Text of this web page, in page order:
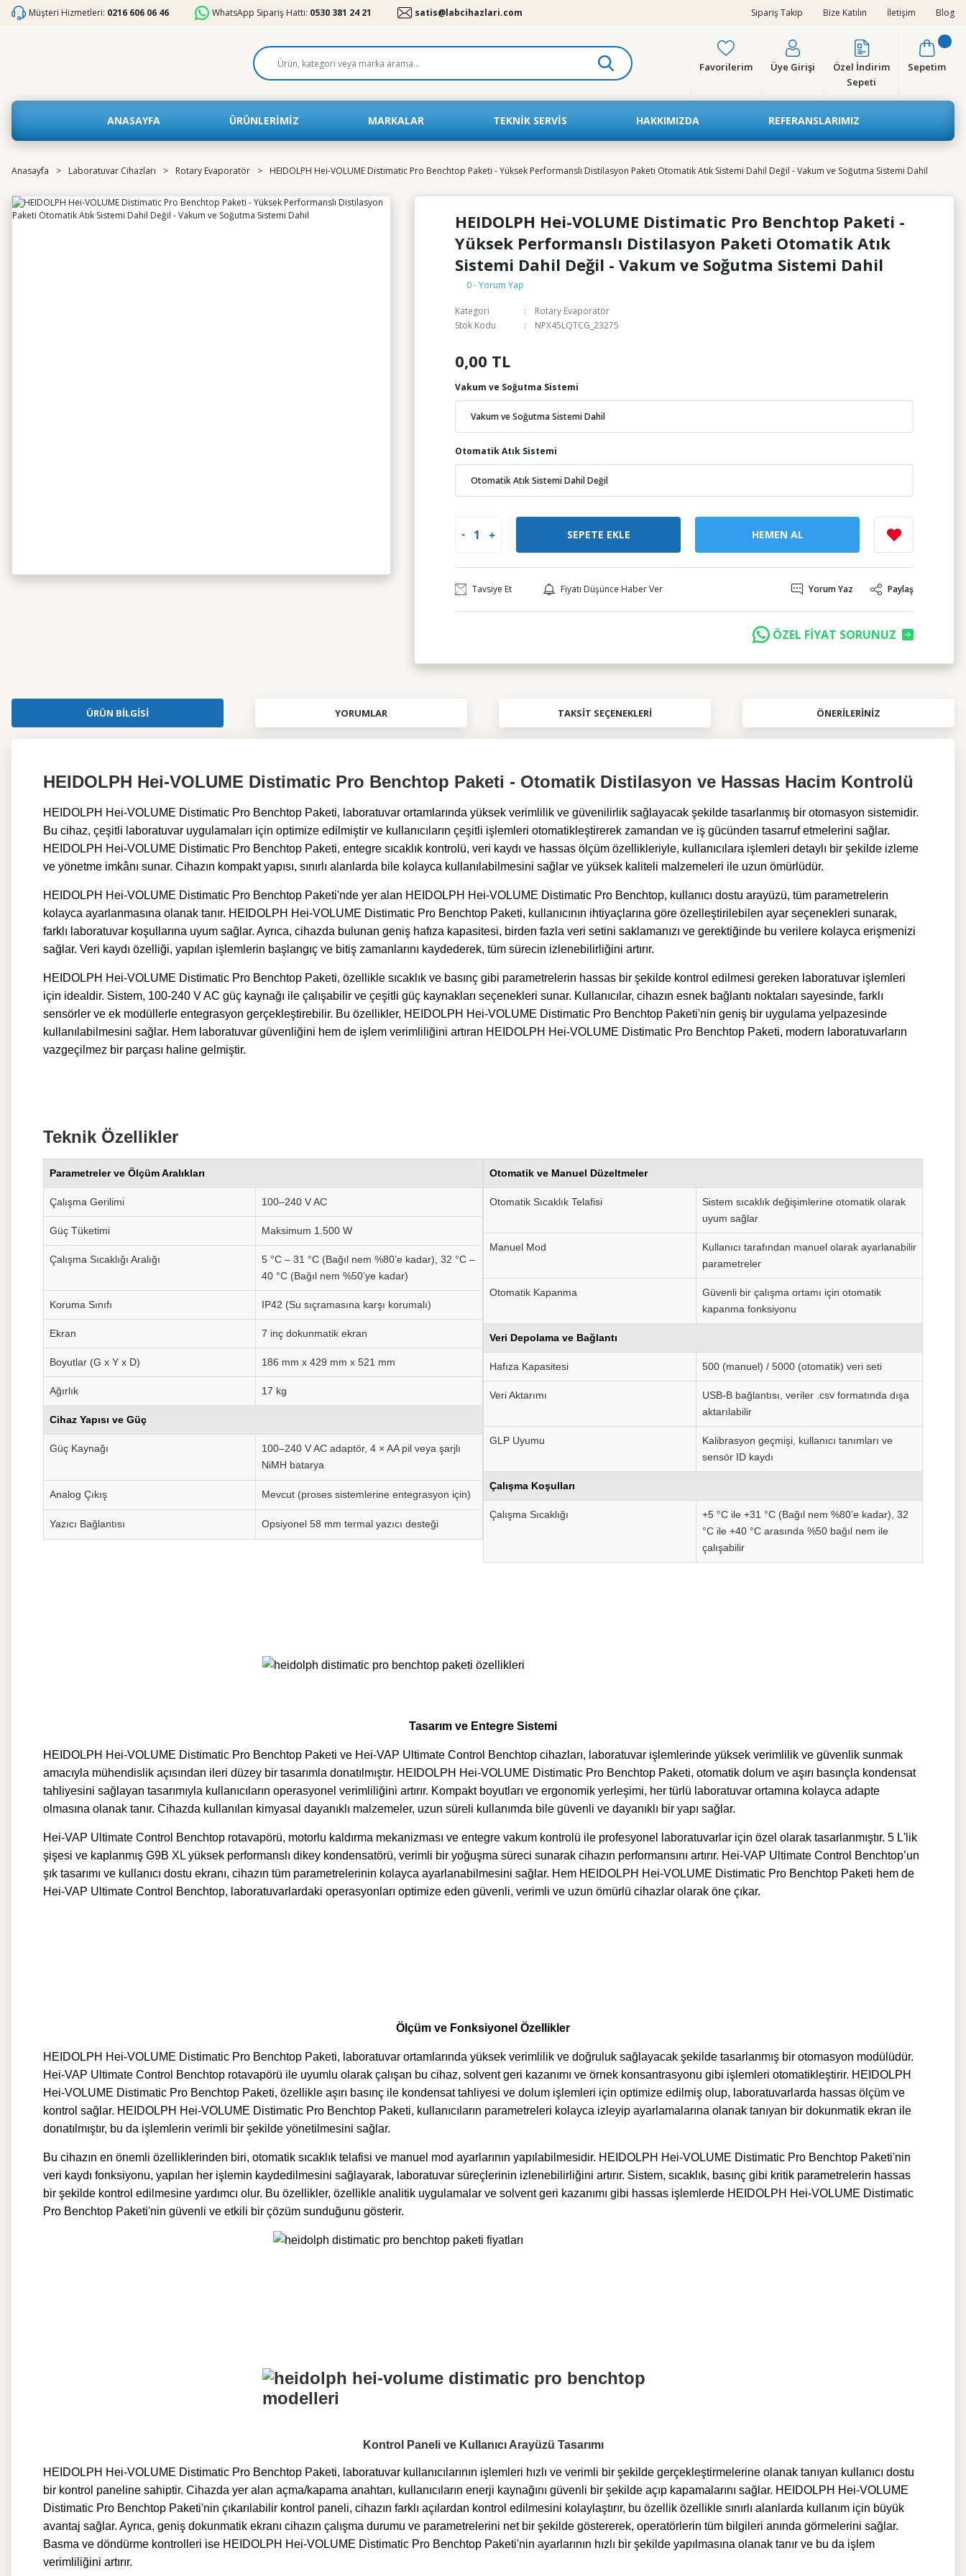
Müşteri Hizmetleri: 0216 606 06 46 WhatsApp Sipariş Hattı: 0530 381 24 21 satis@labcihazlari.com Sipariş Takip Bize Katılın İletişim Blog
Favorilerim Üye Girişi
Özel İndirim
Sepeti
Sepetim
ANASAYFA ÜRÜNLERİMİZ MARKALAR TEKNIK SERVIS HAKKIMIZDA REFERANSLARIMIZ
Anasayfa Laboratuvar Cihazları Rotary Evaporatör HEIDOLPH Hei-VOLUME Distimatic Pro Benchtop Paketi - Yüksek Performanslı Distilasyon Paketi Otomatik Atık Sistemi Dahil Değil - Vakum ve Soğutma Sistemi Dahil
HEIDOLPH Hei-VOLUME Distimatic Pro Benchtop Paketi -
Yüksek Performanslı Distilasyon Paketi Otomatik Atık
Sistemi Dahil Değil - Vakum ve Soğutma Sistemi Dahil
0 - Yorum Yap
Kategori
Rotary Evaporatör
Stok Kodu
NPX45LQTCG_23275
0,00 TL
Vakum ve Soğutma Sistemi
Otomatik Atık Sistemi
SEPETE EKLE HEMEN AL
Tavsiye Et Fiyatı Düşünce Haber Ver Yorum Yaz Paylaş
ÖZEL FİYAT SORUNUZ
ÜRÜN BILGISI YORUMLAR TAKSIT SEÇENEKLERI ÖNERILERINIZ
HEIDOLPH Hei-VOLUME Distimatic Pro Benchtop Paketi - Otomatik Distilasyon ve Hassas Hacim Kontrolü
HEIDOLPH Hei-VOLUME Distimatic Pro Benchtop Paketi, laboratuvar ortamlarında yüksek verimlilik ve güvenilirlik sağlayacak şekilde tasarlanmış bir otomasyon sistemidir.
Bu cihaz, çeşitli laboratuvar uygulamaları için optimize edilmiştir ve kullanıcıların çeşitli işlemleri otomatikleştirerek zamandan ve iş gücünden tasarruf etmelerini sağlar.
HEIDOLPH Hei-VOLUME Distimatic Pro Benchtop Paketi, entegre sıcaklık kontrolü, veri kaydı ve hassas ölçüm özellikleriyle, kullanıcılara işlemleri detaylı bir şekilde izleme
ve yönetme imkânı sunar. Cihazın kompakt yapısı, sınırlı alanlarda bile kolayca kullanılabilmesini sağlar ve yüksek kaliteli malzemeleri ile uzun ömürlüdür.
HEIDOLPH Hei-VOLUME Distimatic Pro Benchtop Paketi'nde yer alan HEIDOLPH Hei-VOLUME Distimatic Pro Benchtop, kullanıcı dostu arayüzü, tüm parametrelerin
kolayca ayarlanmasına olanak tanır. HEIDOLPH Hei-VOLUME Distimatic Pro Benchtop Paketi, kullanıcının ihtiyaçlarına göre özelleştirilebilen ayar seçenekleri sunarak,
farklı laboratuvar koşullarına uyum sağlar. Ayrıca, cihazda bulunan geniş hafıza kapasitesi, birden fazla veri setini saklamanızı ve gerektiğinde bu verilere kolayca erişmenizi
sağlar. Veri kaydı özelliği, yapılan işlemlerin başlangıç ve bitiş zamanlarını kaydederek, tüm sürecin izlenebilirliğini artırır.
HEIDOLPH Hei-VOLUME Distimatic Pro Benchtop Paketi, özellikle sıcaklık ve basınç gibi parametrelerin hassas bir şekilde kontrol edilmesi gereken laboratuvar işlemleri
için idealdir. Sistem, 100-240 V AC güç kaynağı ile çalışabilir ve çeşitli güç kaynakları seçenekleri sunar. Kullanıcılar, cihazın esnek bağlantı noktaları sayesinde, farklı
sensörler ve ek modüllerle entegrasyon gerçekleştirebilir. Bu özellikler, HEIDOLPH Hei-VOLUME Distimatic Pro Benchtop Paketi'nin geniş bir uygulama yelpazesinde
kullanılabilmesini sağlar. Hem laboratuvar güvenliğini hem de işlem verimliliğini artıran HEIDOLPH Hei-VOLUME Distimatic Pro Benchtop Paketi, modern laboratuvarların
vazgeçilmez bir parçası haline gelmiştir.
Teknik Özellikler
Parametreler ve Ölçüm Aralıkları
Çalışma Gerilimi 100–240 V AC
Güç Tüketimi Maksimum 1.500 W
Çalışma Sıcaklığı Aralığı
5 °C – 31 °C (Bağıl nem %80’e kadar), 32 °C –
40 °C (Bağıl nem %50’ye kadar)
Koruma Sınıfı IP42 (Su sıçramasına karşı korumalı)
Ekran 7 inç dokunmatik ekran
Boyutlar (G x Y x D) 186 mm x 429 mm x 521 mm
Ağırlık 17 kg
Cihaz Yapısı ve Güç
Güç Kaynağı
100–240 V AC adaptör, 4 × AA pil veya şarjlı
NiMH batarya
Analog Çıkış Mevcut (proses sistemlerine entegrasyon için)
Yazıcı Bağlantısı Opsiyonel 58 mm termal yazıcı desteği
Otomatik ve Manuel Düzeltmeler
Otomatik Sıcaklık Telafisi
Sistem sıcaklık değişimlerine otomatik olarak
uyum sağlar
Manuel Mod
Kullanıcı tarafından manuel olarak ayarlanabilir
parametreler
Otomatik Kapanma
Güvenli bir çalışma ortamı için otomatik
kapanma fonksiyonu
Veri Depolama ve Bağlantı
Hafıza Kapasitesi 500 (manuel) / 5000 (otomatik) veri seti
Veri Aktarımı
USB-B bağlantısı, veriler .csv formatında dışa
aktarılabilir
GLP Uyumu
Kalibrasyon geçmişi, kullanıcı tanımları ve
sensör ID kaydı
Çalışma Koşulları
Çalışma Sıcaklığı
+5 °C ile +31 °C (Bağıl nem %80’e kadar), 32
°C ile +40 °C arasında %50 bağıl nem ile
çalışabilir
Tasarım ve Entegre Sistemi
HEIDOLPH Hei-VOLUME Distimatic Pro Benchtop Paketi ve Hei-VAP Ultimate Control Benchtop cihazları, laboratuvar işlemlerinde yüksek verimlilik ve güvenlik sunmak
amacıyla mühendislik açısından ileri düzey bir tasarımla donatılmıştır. HEIDOLPH Hei-VOLUME Distimatic Pro Benchtop Paketi, otomatik dolum ve aşırı basınçla kondensat
tahliyesini sağlayan tasarımıyla kullanıcıların operasyonel verimliliğini artırır. Kompakt boyutları ve ergonomik yerleşimi, her türlü laboratuvar ortamına kolayca adapte
olmasına olanak tanır. Cihazda kullanılan kimyasal dayanıklı malzemeler, uzun süreli kullanımda bile güvenli ve dayanıklı bir yapı sağlar.
Hei-VAP Ultimate Control Benchtop rotavapörü, motorlu kaldırma mekanizması ve entegre vakum kontrolü ile profesyonel laboratuvarlar için özel olarak tasarlanmıştır. 5 L'lik
şişesi ve kaplanmış G9B XL yüksek performanslı dikey kondensatörü, verimli bir yoğuşma süreci sunarak cihazın performansını artırır. Hei-VAP Ultimate Control Benchtop’un
şık tasarımı ve kullanıcı dostu ekranı, cihazın tüm parametrelerinin kolayca ayarlanabilmesini sağlar. Hem HEIDOLPH Hei-VOLUME Distimatic Pro Benchtop Paketi hem de
Hei-VAP Ultimate Control Benchtop, laboratuvarlardaki operasyonları optimize eden güvenli, verimli ve uzun ömürlü cihazlar olarak öne çıkar.
Ölçüm ve Fonksiyonel Özellikler
HEIDOLPH Hei-VOLUME Distimatic Pro Benchtop Paketi, laboratuvar ortamlarında yüksek verimlilik ve doğruluk sağlayacak şekilde tasarlanmış bir otomasyon modülüdür.
Hei-VAP Ultimate Control Benchtop rotavapörü ile uyumlu olarak çalışan bu cihaz, solvent geri kazanımı ve örnek konsantrasyonu gibi işlemleri otomatikleştirir. HEIDOLPH
Hei-VOLUME Distimatic Pro Benchtop Paketi, özellikle aşırı basınç ile kondensat tahliyesi ve dolum işlemleri için optimize edilmiş olup, laboratuvarlarda hassas ölçüm ve
kontrol sağlar. HEIDOLPH Hei-VOLUME Distimatic Pro Benchtop Paketi, kullanıcıların parametreleri kolayca izleyip ayarlamalarına olanak tanıyan bir dokunmatik ekran ile
donatılmıştır, bu da işlemlerin verimli bir şekilde yönetilmesini sağlar.
Bu cihazın en önemli özelliklerinden biri, otomatik sıcaklık telafisi ve manuel mod ayarlarının yapılabilmesidir. HEIDOLPH Hei-VOLUME Distimatic Pro Benchtop Paketi'nin
veri kaydı fonksiyonu, yapılan her işlemin kaydedilmesini sağlayarak, laboratuvar süreçlerinin izlenebilirliğini artırır. Sistem, sıcaklık, basınç gibi kritik parametrelerin hassas
bir şekilde kontrol edilmesine yardımcı olur. Bu özellikler, özellikle analitik uygulamalar ve solvent geri kazanımı gibi hassas işlemlerde HEIDOLPH Hei-VOLUME Distimatic
Pro Benchtop Paketi'nin güvenli ve etkili bir çözüm sunduğunu gösterir.
Kontrol Paneli ve Kullanıcı Arayüzü Tasarımı
HEIDOLPH Hei-VOLUME Distimatic Pro Benchtop Paketi, laboratuvar kullanıcılarının işlemleri hızlı ve verimli bir şekilde gerçekleştirmelerine olanak tanıyan kullanıcı dostu
bir kontrol paneline sahiptir. Cihazda yer alan açma/kapama anahtarı, kullanıcıların enerji kaynağını güvenli bir şekilde açıp kapamalarını sağlar. HEIDOLPH Hei-VOLUME
Distimatic Pro Benchtop Paketi'nin çıkarılabilir kontrol paneli, cihazın farklı açılardan kontrol edilmesini kolaylaştırır, bu özellik özellikle sınırlı alanlarda kullanım için büyük
avantaj sağlar. Ayrıca, geniş dokunmatik ekranı cihazın çalışma durumu ve parametrelerini net bir şekilde göstererek, operatörlerin tüm bilgileri anında görmelerini sağlar.
Basma ve döndürme kontrolleri ise HEIDOLPH Hei-VOLUME Distimatic Pro Benchtop Paketi'nin ayarlarının hızlı bir şekilde yapılmasına olanak tanır ve bu da işlem
verimliliğini artırır.